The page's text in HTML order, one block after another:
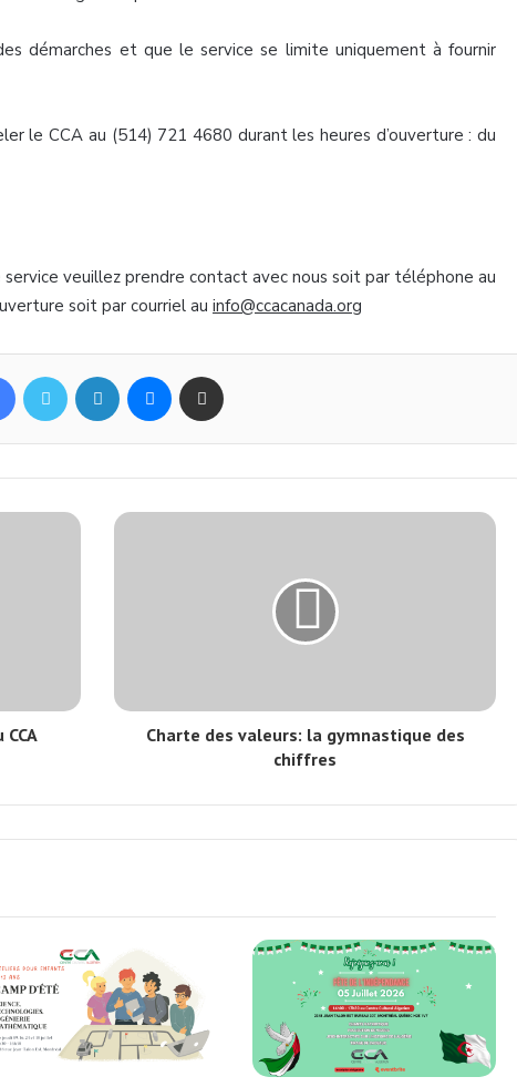
démarches et que le service se limite uniquement à fournir
leCCA au (514) 721 4680 durantles heures d’ouverture : du
service veuillez prendre contact avec nous soit par téléphone au
soit par courriel au info@ccacanada.org
Charte des valeurs: la gymnastique des
chiffres